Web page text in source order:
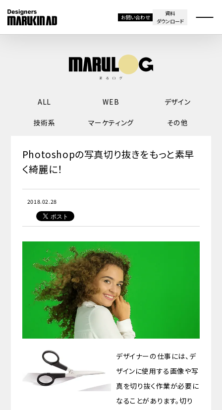
お問い合わせ
資料
ダウンロード
ALL WEB デザイン
技術系 マーケティング その他
Photoshopの写真切り抜きをもっと素早
く綺麗に！
2018.02.28
デザイナーの仕事には、デ
ザインに使用する画像や写
真を切り抜く作業が必要に
なることがあります。切り